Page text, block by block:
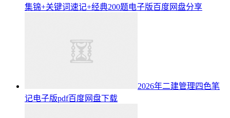
集锦+关键词速记+经典200题电子版百度网盘分享
2026年二建管理四色笔
记电子版pdf百度网盘下载